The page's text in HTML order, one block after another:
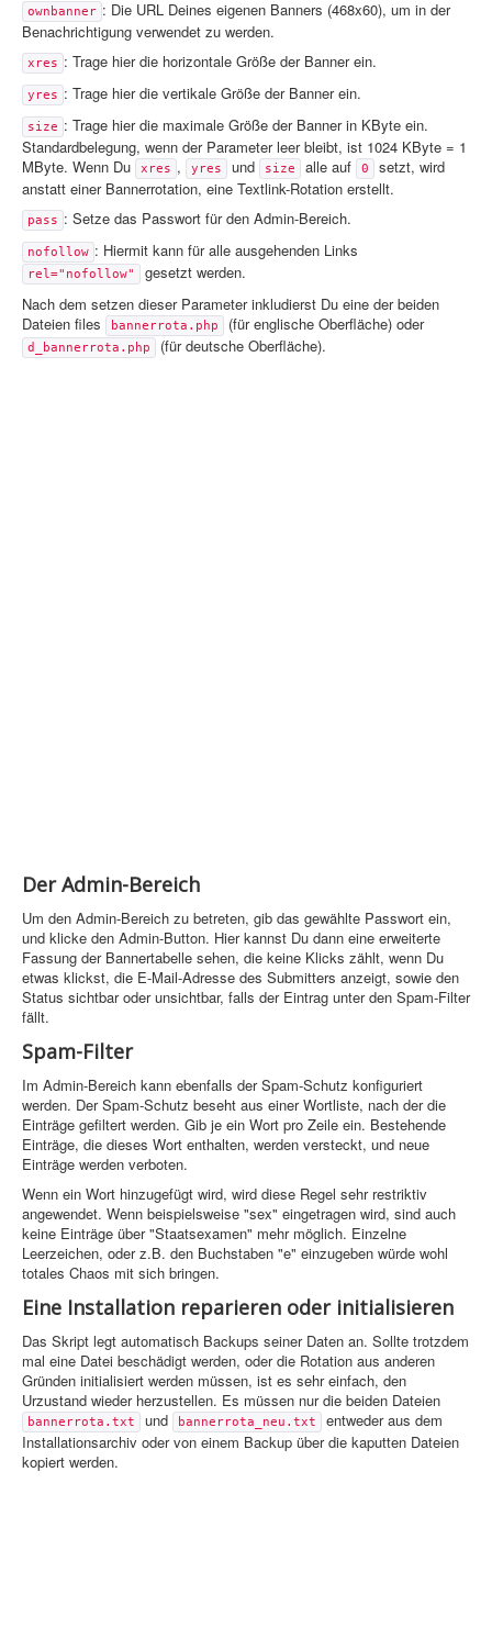
ownbanner : Die URL Deines eigenen Banners (468x60), um in der
Benachrichtigung verwendet zu werden.
xres : Trage hier die horizontale Größe der Banner ein.
yres : Trage hier die vertikale Größe der Banner ein.
size : Trage hier die maximale Größe der Banner in KByte ein.
Standardbelegung, wenn der Parameter leer bleibt, ist 1024 KByte = 1
MByte. Wenn Du
xres , yres und size alle auf 0
setzt, wird
anstatt einer Bannerrotation, eine Textlink-Rotation erstellt.
pass : Setze das Passwort für den Admin-Bereich.
nofollow : Hiermit kann für alle ausgehenden Links
rel="nofollow"
gesetzt werden.
Nach dem setzen dieser Parameter inkludierst Du eine der beiden
Dateien files
bannerrota.php (für englische Oberfläche) oder
d_bannerrota.php (für deutsche Oberfläche).
Der Admin-Bereich
Um den Admin-Bereich zu betreten, gib das gewählte Passwort ein,
und klicke den Admin-Button. Hier kannst Du dann eine erweiterte
Fassung der Bannertabelle sehen, die keine Klicks zählt, wenn Du
etwas klickst, die E-Mail-Adresse des Submitters anzeigt, sowie den
Status sichtbar oder unsichtbar, falls der Eintrag unter den Spam-Filter
fällt.
Spam-Filter
Im Admin-Bereich kann ebenfalls der Spam-Schutz konfiguriert
werden. Der Spam-Schutz beseht aus einer Wortliste, nach der die
Einträge gefiltert werden. Gib je ein Wort pro Zeile ein. Bestehende
Einträge, die dieses Wort enthalten, werden versteckt, und neue
Einträge werden verboten.
Wenn ein Wort hinzugefügt wird, wird diese Regel sehr restriktiv
angewendet. Wenn beispielsweise "sex" eingetragen wird, sind auch
keine Einträge über "Staatsexamen" mehr möglich. Einzelne
Leerzeichen, oder z.B. den Buchstaben "e" einzugeben würde wohl
totales Chaos mit sich bringen.
Eine Installation reparieren oder initialisieren
Das Skript legt automatisch Backups seiner Daten an. Sollte trotzdem
mal eine Datei beschädigt werden, oder die Rotation aus anderen
Gründen initialisiert werden müssen, ist es sehr einfach, den
Urzustand wieder herzustellen. Es müssen nur die beiden Dateien
bannerrota.txt und bannerrota_neu.txt
entweder aus dem
Installationsarchiv oder von einem Backup über die kaputten Dateien
kopiert werden.